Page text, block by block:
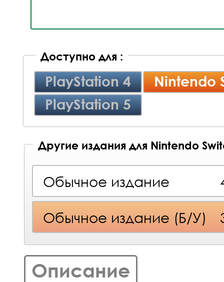
Доступно для :
PlayStation 4
Nintendo
PlayStation 5
Другие издания для Nintendo
Обычное издание
Обычное издание (Б/У)
Описание